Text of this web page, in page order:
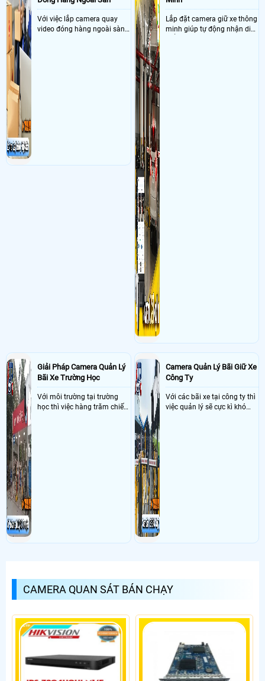
Với việc lắp camera quay
video đóng hàng ngoài sàn
Lắp đặt camera giữ xe thông
minh giúp tự động nhận diện
Giải Pháp Camera Quản Lý
Bãi Xe Trường Học
Với môi trường tại trường
học thì việc hàng trăm chiếc
Camera Quản Lý Bãi Giữ Xe
Công Ty
Với các bãi xe tại công ty thì
việc quản lý sẽ cực kì khó
CAMERA QUAN SÁT BÁN CHẠY